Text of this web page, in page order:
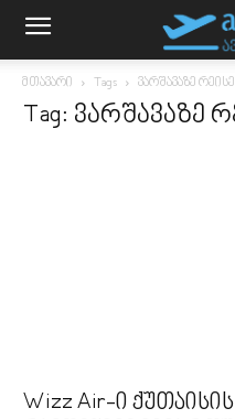
მთავარი Tags ვარშავაზე
Tag: ვარშავაზე
Wizz Air-ი